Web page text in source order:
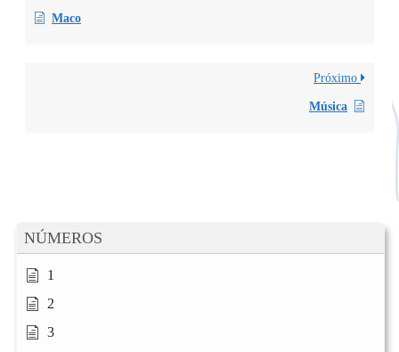
NÚMEROS
1
2
3
Maco
Próximo
Música